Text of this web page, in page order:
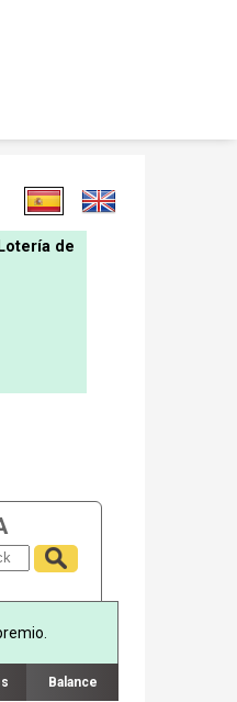
de
Balance